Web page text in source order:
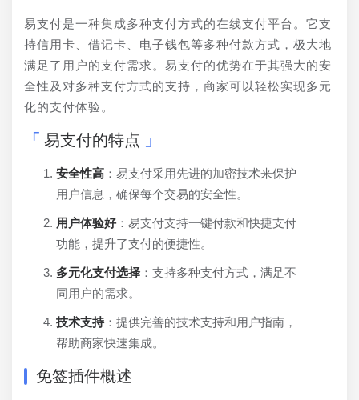
易支付是一种集成多种支付方式的在线支付平台。它支
持信用卡、借记卡、电子钱包等多种付款方式，极大地
满足了用户的支付需求。易支付的优势在于其强大的安
全性及对多种支付方式的支持，商家可以轻松实现多元
化的支付体验。
易支付的特点
安全性高 ：易支付采用先进的加密技术来保护
用户信息，确保每个交易的安全性。
用户体验好：易支付支持一键付款和快捷支付
功能，提升了支付的便捷性。
多元化支付选择 ：支持多种支付方式，满足不
同用户的需求。
技术支持：提供完善的技术支持和用户指南，
帮助商家快速集成。
免签插件概述